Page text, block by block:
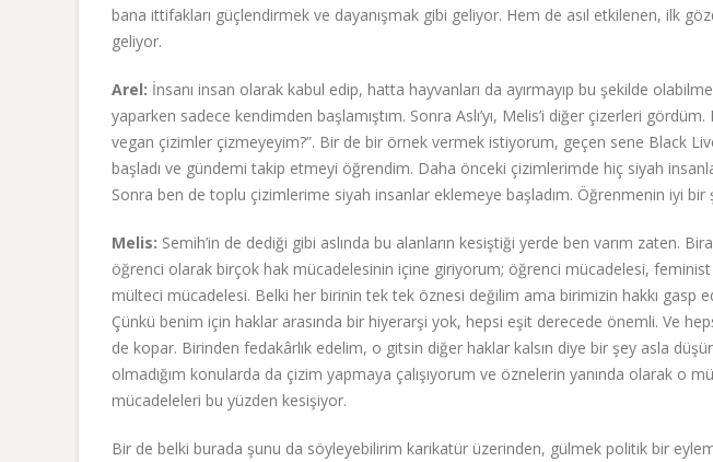
bana ittifakları güçlendirmek ve dayanışmak gibi geliyor. Hem de asıl etkilenen, ilk
geliyor.
Arel: İnsanı insan olarak kabul edip, hatta hayvanları da ayırmayıp bu şekilde
yaparken sadece kendimden başlamıştım. Sonra Aslı’yı, Melis’i diğer çizerleri
vegan çizimler çizmeyeyim?”. Bir de bir örnek vermek istiyorum, geçen sene Black
başladı ve gündemi takip etmeyi öğrendim. Daha önceki çizimlerimde hiç siyah
Sonra ben de toplu çizimlerime siyah insanlar eklemeye başladım. Öğrenmenin iyi
Melis: Semih’in de dediği gibi aslında bu alanların kesiştiği yerde ben varım zaten.
öğrenci olarak birçok hak mücadelesinin içine giriyorum; öğrenci mücadelesi,
mülteci mücadelesi. Belki her birinin tek tek öznesi değilim ama birimizin hakkı gasp
Çünkü benim için haklar arasında bir hiyerarşi yok, hepsi eşit derecede önemli. Ve
de kopar. Birinden fedakârlık edelim, o gitsin diğer haklar kalsın diye bir şey asla
olmadığım konularda da çizim yapmaya çalışıyorum ve öznelerin yanında olarak o
mücadeleleri bu yüzden kesişiyor.
Bir de belki burada şunu da söyleyebilirim karikatür üzerinden, gülmek politik bir